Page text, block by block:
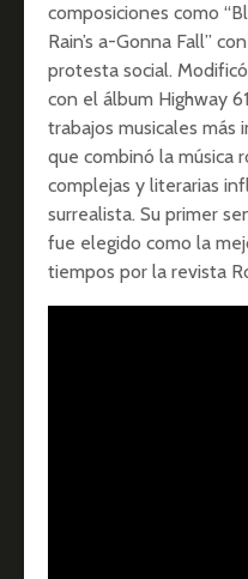
composiciones como
Rain’s a-Gonna Fall”
protesta social.
con el álbum Highway
trabajos musicales más
que combinó la música
complejas y literarias
surrealista. Su primer
fue elegido como la
tiempos por la revista